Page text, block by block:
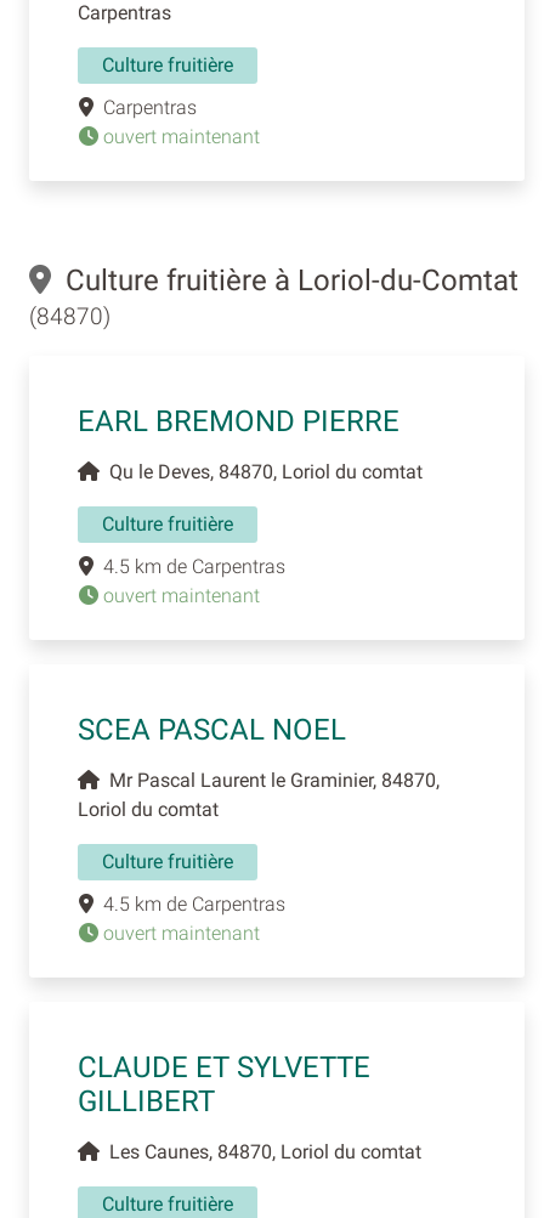
Carpentras
Culture fruitière
Carpentras
ouvert maintenant
Culture fruitière à Loriol-du-Comtat
(84870)
EARL BREMOND PIERRE
Qu le Deves, 84870, Loriol du comtat
Culture fruitière
4.5 km de Carpentras
ouvert maintenant
SCEA PASCAL NOEL
Mr Pascal Laurent le Graminier, 84870,
Loriol du comtat
Culture fruitière
4.5 km de Carpentras
ouvert maintenant
CLAUDE ET SYLVETTE
GILLIBERT
Les Caunes, 84870, Loriol du comtat
Culture fruitière